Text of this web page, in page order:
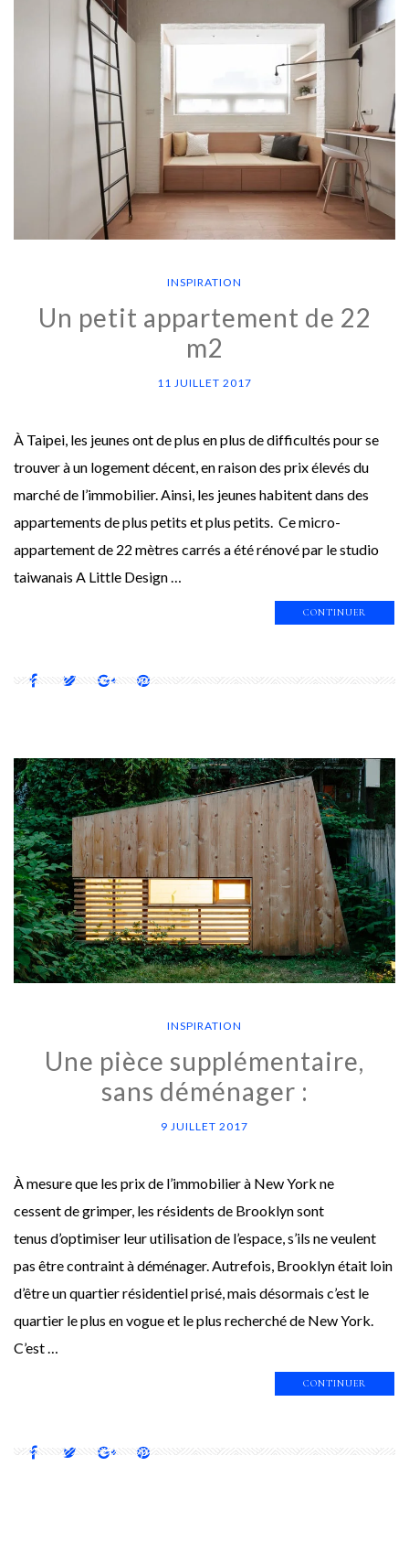
INSPIRATION
Un petit appartement de 22
m2
11 JUILLET 2017
À Taipei, les jeunes ont de plus en plus de difficultés pour se
trouver à un logement décent, en raison des prix élevés du
marché de l’immobilier. Ainsi, les jeunes habitent dans des
appartements de plus petits et plus petits. Ce micro-
appartement de 22 mètres carrés a été rénové par le studio
taiwanais A Little Design …
CONTINUER
INSPIRATION
Une pièce supplémentaire,
sans déménager :
9 JUILLET 2017
À mesure que les prix de l’immobilier à New York ne
cessent de grimper, les résidents de Brooklyn sont
tenus d’optimiser leur utilisation de l’espace, s’ils ne veulent
pas être contraint à déménager. Autrefois, Brooklyn était loin
d’être un quartier résidentiel prisé, mais désormais c’est le
quartier le plus en vogue et le plus recherché de New York.
C’est …
CONTINUER